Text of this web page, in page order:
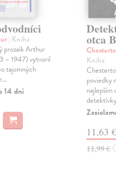
| Kniha
prozaik Arthur
– 1947) vytvoril
tajomných
14 dní
otca
Kniha
poviedky
najlepším
11,63 €
11,99 €